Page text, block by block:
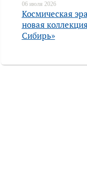
06 июля 2026
Космическая
новая
Сибирь»